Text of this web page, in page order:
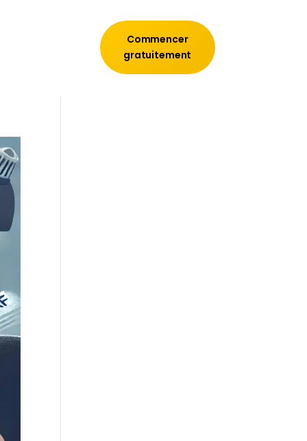
Commencer
gratuitement